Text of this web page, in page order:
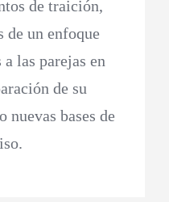
de traición,
de un enfoque
las parejas en
de su
nuevas bases de